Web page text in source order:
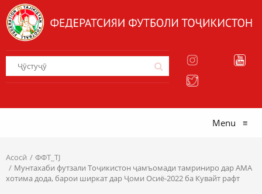
Menu ≡
Асосӣ
ФФТ_TJ
Мунтахаби футзали Тоҷикистон ҷамъомади тамриниро дар АМА
хотима дода, барои ширкат дар Ҷоми Осиё-2022 ба Кувайт рафт